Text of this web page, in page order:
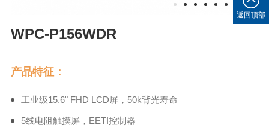
WPC-P156WDR
产品特征：
工业级15.6" FHD LCD屏，50k背光寿命
5线电阻触摸屏，EETI控制器
返回顶部